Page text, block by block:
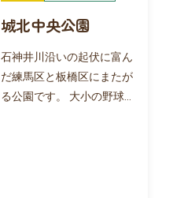
城北中央公園
石神井川沿いの起伏に富ん
だ練馬区と板橋区にまたが
る公園です。 大小の野球場